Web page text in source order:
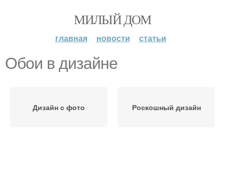
МИЛЫЙ ДОМ
главная новости статьи
Обои в дизайне
Дизайн с фото Роскошный дизайн